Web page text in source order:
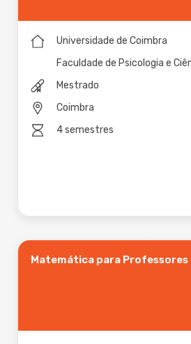
Universidade de Coimbra
Faculdade de Psicologia e
Mestrado
Coimbra
4 semestres
Matemática para Professores